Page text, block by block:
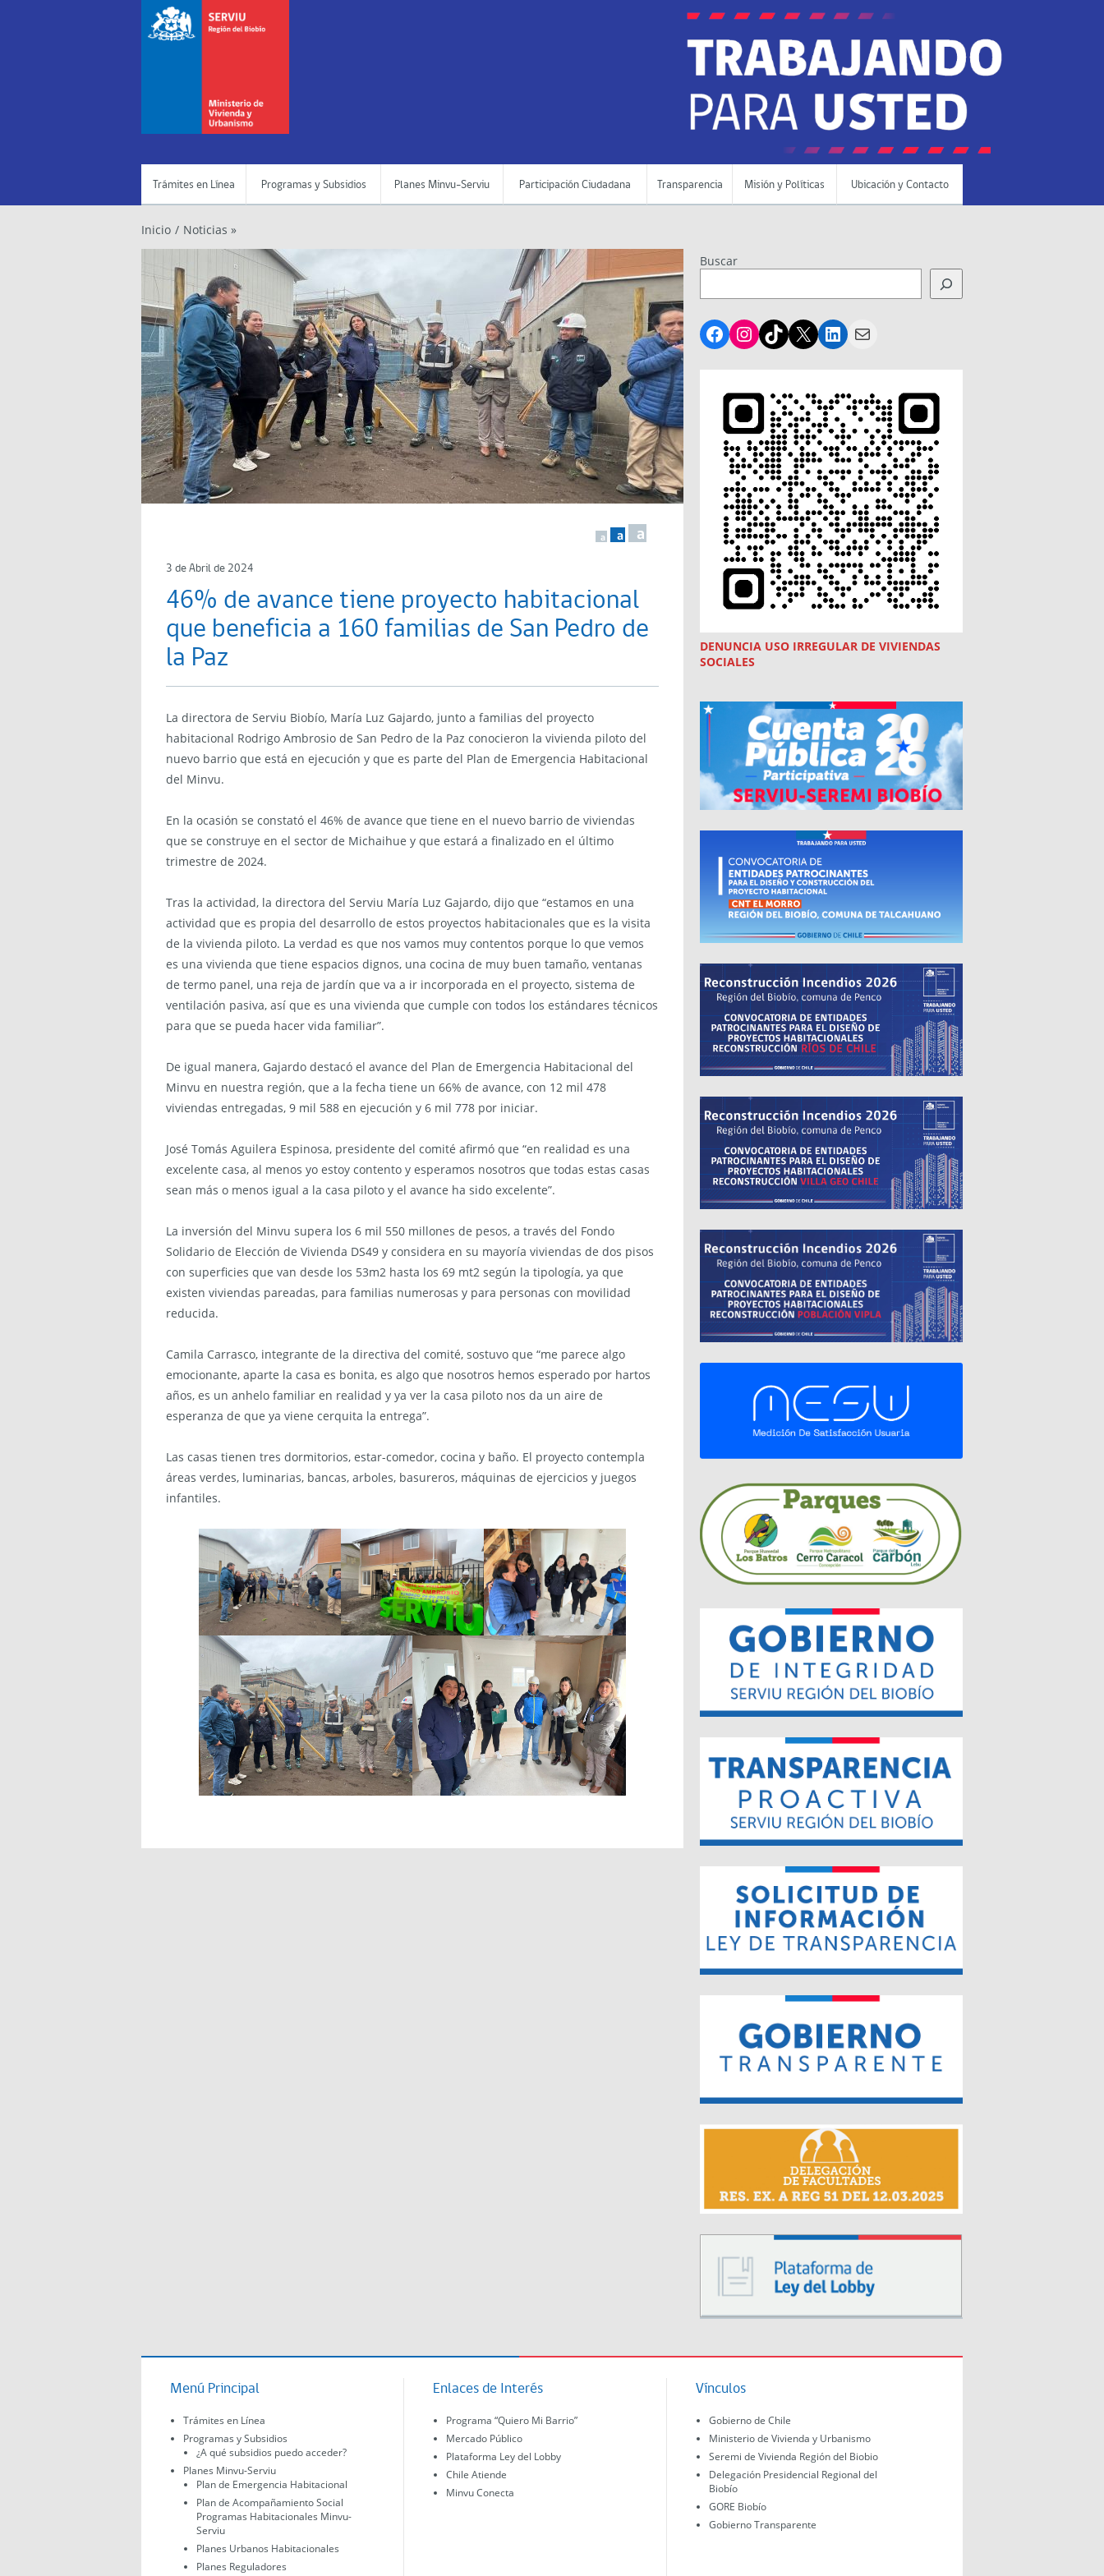
Trámites en Línea Programas y Subsidios Planes Minvu-Serviu Participación Ciudadana Transparencia Misión y Políticas Ubicación y Contacto
Inicio / Noticias »
a a a
3 de Abril de 2024
46% de avance tiene proyecto habitacional
que beneficia a 160 familias de San Pedro de
la Paz
La directora de Serviu Biobío, María Luz Gajardo, junto a familias del proyecto
habitacional Rodrigo Ambrosio de San Pedro de la Paz conocieron la vivienda piloto del
nuevo barrio que está en ejecución y que es parte del Plan de Emergencia Habitacional
del Minvu.
En la ocasión se constató el 46% de avance que tiene en el nuevo barrio de viviendas
que se construye en el sector de Michaihue y que estará a finalizado en el último
trimestre de 2024.
Tras la actividad, la directora del Serviu María Luz Gajardo, dijo que “estamos en una
actividad que es propia del desarrollo de estos proyectos habitacionales que es la visita
de la vivienda piloto. La verdad es que nos vamos muy contentos porque lo que vemos
es una vivienda que tiene espacios dignos, una cocina de muy buen tamaño, ventanas
de termo panel, una reja de jardín que va a ir incorporada en el proyecto, sistema de
ventilación pasiva, así que es una vivienda que cumple con todos los estándares técnicos
para que se pueda hacer vida familiar”.
De igual manera, Gajardo destacó el avance del Plan de Emergencia Habitacional del
Minvu en nuestra región, que a la fecha tiene un 66% de avance, con 12 mil 478
viviendas entregadas, 9 mil 588 en ejecución y 6 mil 778 por iniciar.
José Tomás Aguilera Espinosa, presidente del comité afirmó que “en realidad es una
excelente casa, al menos yo estoy contento y esperamos nosotros que todas estas casas
sean más o menos igual a la casa piloto y el avance ha sido excelente”.
La inversión del Minvu supera los 6 mil 550 millones de pesos, a través del Fondo
Solidario de Elección de Vivienda DS49 y considera en su mayoría viviendas de dos pisos
con superficies que van desde los 53m2 hasta los 69 mt2 según la tipología, ya que
existen viviendas pareadas, para familias numerosas y para personas con movilidad
reducida.
Camila Carrasco, integrante de la directiva del comité, sostuvo que “me parece algo
emocionante, aparte la casa es bonita, es algo que nosotros hemos esperado por hartos
años, es un anhelo familiar en realidad y ya ver la casa piloto nos da un aire de
esperanza de que ya viene cerquita la entrega”.
Las casas tienen tres dormitorios, estar-comedor, cocina y baño. El proyecto contempla
áreas verdes, luminarias, bancas, arboles, basureros, máquinas de ejercicios y juegos
infantiles.
Buscar
Facebook
Instagram
TikTok
X LinkedIn
Mail
DENUNCIA USO IRREGULAR DE VIVIENDAS
SOCIALES
Menú Principal
Trámites en Línea
Programas y Subsidios
¿A qué subsidios puedo acceder?
Planes Minvu-Serviu
Plan de Emergencia Habitacional
Plan de Acompañamiento Social
Programas Habitacionales Minvu-
Serviu
Planes Urbanos Habitacionales
Planes Reguladores
Enlaces de Interés
Programa “Quiero Mi Barrio”
Mercado Público
Plataforma Ley del Lobby
Chile Atiende
Minvu Conecta
Vínculos
Gobierno de Chile
Ministerio de Vivienda y Urbanismo
Seremi de Vivienda Región del Biobio
Delegación Presidencial Regional del
Biobío
GORE Biobío
Gobierno Transparente